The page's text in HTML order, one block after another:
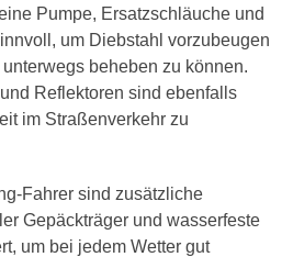
Pumpe, Ersatzschläuche und
um Diebstahl vorzubeugen
beheben zu können.
Reflektoren sind ebenfalls
im Straßenverkehr zu
Fahrer sind zusätzliche
Gepäckträger und wasserfeste
um bei jedem Wetter gut